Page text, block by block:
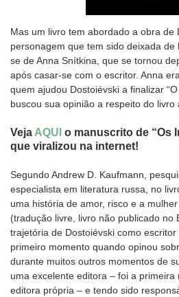
Mas um livro tem abordado a obra de
personagem que tem sido deixada
se de Anna Snítkina, que se tornou
após casar-se com o escritor. Anna
quem ajudou Dostoiévski a finalizar
buscou sua opinião a respeito do livro
Veja AQUI o manuscrito de “Os
que viralizou na internet!
Segundo Andrew D. Kaufmann,
especialista em literatura russa, no
uma história de amor, risco e a
(tradução livre, livro não publicado no
trajetória de Dostoiévski como
primeiro momento quando opinou
durante muitos outros momentos de
uma excelente editora – foi a
editora própria – e tendo sido